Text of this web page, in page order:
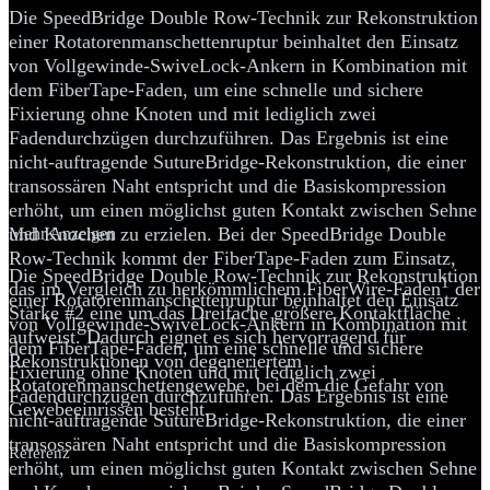
Die SpeedBridge Double Row-Technik zur Rekonstruktion
einer Rotatorenmanschettenruptur beinhaltet den Einsatz
von Vollgewinde-SwiveLock-Ankern in Kombination mit
dem FiberTape-Faden, um eine schnelle und sichere
Fixierung ohne Knoten und mit lediglich zwei
Fadendurchzügen durchzuführen. Das Ergebnis ist eine
nicht-auftragende SutureBridge-Rekonstruktion, die einer
transossären Naht entspricht und die Basiskompression
erhöht, um einen möglichst guten Kontakt zwischen Sehne
und Knochen zu erzielen. Bei der SpeedBridge Double
Row-Technik kommt der FiberTape-Faden zum Einsatz,
das im Vergleich zu herkömmlichem FiberWire-Faden1der
Stärke #2 eine um das Dreifache größere Kontaktfläche
aufweist. Dadurch eignet es sich hervorragend für
Rekonstruktionen von degeneriertem
Rotatorenmanschettengewebe, bei dem die Gefahr von
Gewebeeinrissen besteht.
Referenz
Mehr Anzeigen
Die SpeedBridge Double Row-Technik zur Rekonstruktion
einer Rotatorenmanschettenruptur beinhaltet den Einsatz
von Vollgewinde-SwiveLock-Ankern in Kombination mit
dem FiberTape-Faden, um eine schnelle und sichere
Fixierung ohne Knoten und mit lediglich zwei
Fadendurchzügen durchzuführen. Das Ergebnis ist eine
nicht-auftragende SutureBridge-Rekonstruktion, die einer
transossären Naht entspricht und die Basiskompression
erhöht, um einen möglichst guten Kontakt zwischen Sehne